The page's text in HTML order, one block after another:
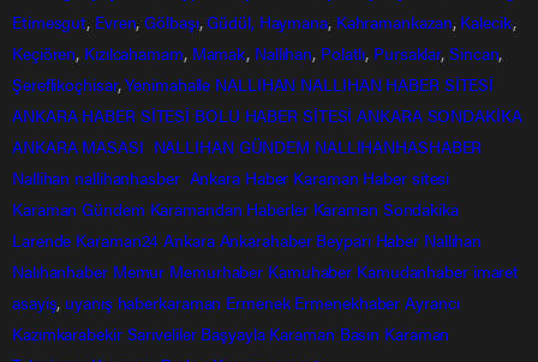
Etimesgut, Evren,Gölbaşı,Güdül, Haymana, Kahramankazan, Kalecik,
Keçiören, Kızılcahamam, Mamak, Nallıhan, Polatlı, Pursaklar,Sincan,
Şereflikoçhisar,Yenimahalle NALLIHAN NALLIHAN HABER SİTESİ
ANKARA HABER SİTESİ BOLU HABER SİTESİ ANKARA SONDAKİKA
ANKARA MASASI NALLIHAN GÜNDEM NALLIHANHASHABER
Nallihan nallihanhasber Ankara Haber Karaman Haber sitesi
Karaman Gündem Karamandan Haberler Karaman Sondakika
Larende Karaman24 Ankara Ankarahaber Beyparı Haber Nallıhan
Nalıhanhaber Memur Memurhaber Kamuhaber Kamudanhaber imaret
asayiş, uyanış haberkaraman Ermenek Ermenekhaber Ayrancı
Kazımkarabekir Sarıveliler Başyayla Karaman Basın Karaman